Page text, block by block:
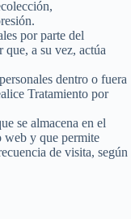
por parte del
que, a su vez, actúa
dentro o fuera
Tratamiento por
se almacena en el
web y que permite
de visita, según